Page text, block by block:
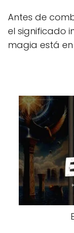
Antes de
el significado
magia está